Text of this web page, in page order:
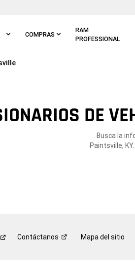
COMPRAS
RAM
PROFESSIONAL
DE
Busca la
Paintsville,
Contáctanos Mapa del sitio